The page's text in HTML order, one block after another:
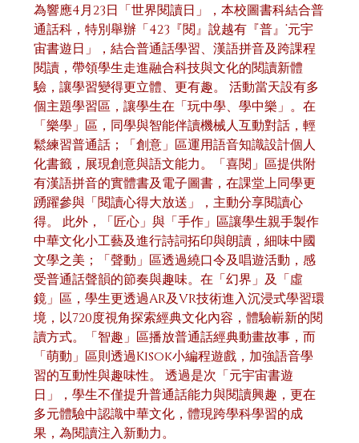
為響應4月23日「世界閱讀日」，本校圖書科結合普
通話科，特別舉辦「423『閱』說越有『普』˙元宇
宙書遊日」，結合普通話學習、漢語拼音及跨課程
閱讀，帶領學生走進融合科技與文化的閱讀新體
驗，讓學習變得更立體、更有趣。 活動當天設有多
個主題學習區，讓學生在「玩中學、學中樂」。在
「樂學」區，同學與智能伴讀機械人互動對話，輕
鬆練習普通話；「創意」區運用語音知識設計個人
化書籤，展現創意與語文能力。「喜閱」區提供附
有漢語拼音的實體書及電子圖書，在課堂上同學更
踴躍參與「閱讀心得大放送」，主動分享閱讀心
得。 此外，「匠心」與「手作」區讓學生親手製作
中華文化小工藝及進行詩詞拓印與朗讀，細味中國
文學之美；「聲動」區透過繞口令及唱遊活動，感
受普通話聲韻的節奏與趣味。在「幻界」及「虛
鏡」區，學生更透過AR及VR技術進入沉浸式學習環
境，以720度視角探索經典文化內容，體驗嶄新的閱
讀方式。「智趣」區播放普通話經典動畫故事，而
「萌動」區則透過Kisok小編程遊戲，加強語音學
習的互動性與趣味性。 透過是次「元宇宙書遊
日」，學生不僅提升普通話能力與閱讀興趣，更在
多元體驗中認識中華文化，體現跨學科學習的成
果，為閱讀注入新動力。